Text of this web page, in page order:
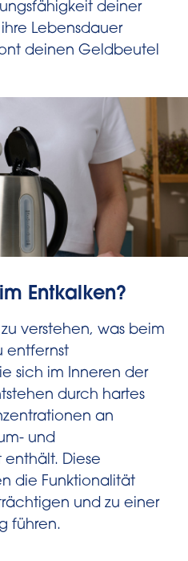
deiner
Lebensdauer
deinen Geldbeutel
Entkalken?
verstehen, was beim
entfernst
sich im Inneren der
durch hartes
an
und
Diese
die Funktionalität
und zu einer
führen.